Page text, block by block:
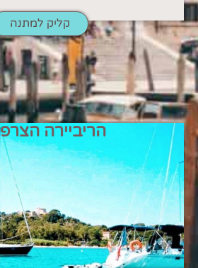
קליק למתנה
הריביירה